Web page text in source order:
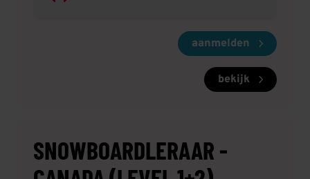
aanmelden
bekijk
SNOWBOARDLERAAR -